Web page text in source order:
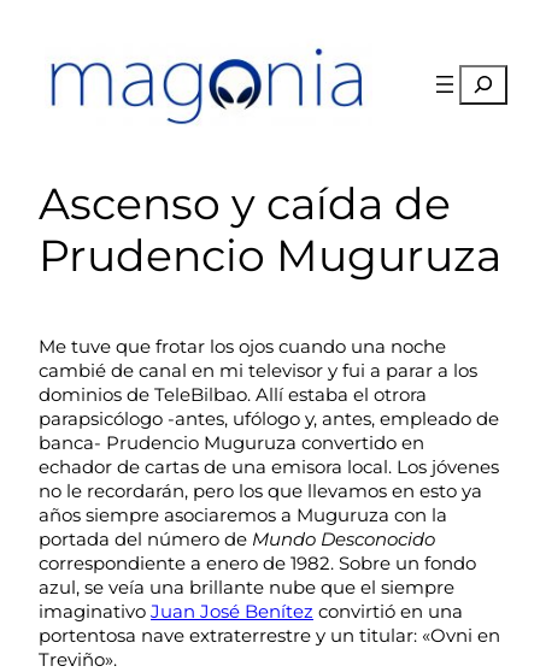
contenido
Buscar
Ascenso y caída de
Prudencio Muguruza
Me tuve que frotar los ojos cuando una noche
cambié de canal en mi televisor y fui a parar a los
dominios de TeleBilbao. Allí estaba el otrora
parapsicólogo -antes, ufólogo y, antes, empleado de
banca- Prudencio Muguruza convertido en
echador de cartas de una emisora local. Los jóvenes
no le recordarán, pero los que llevamos en esto ya
años siempre asociaremos a Muguruza con la
portada del número de Mundo Desconocido
correspondiente a enero de 1982. Sobre un fondo
azul, se veía una brillante nube que el siempre
imaginativo Juan José Benítez convirtió en una
portentosa nave extraterrestre y un titular: «Ovni en
Treviño».